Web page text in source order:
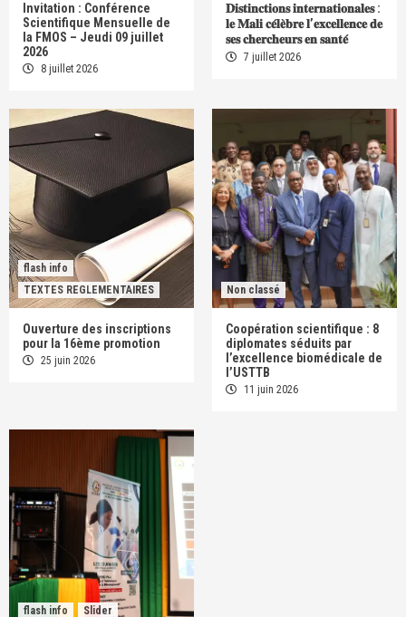
Invitation : Conférence
Scientifique Mensuelle de
la FMOS – Jeudi 09 juillet
2026
8 juillet 2026
𝐃𝐢𝐬𝐭𝐢𝐧𝐜𝐭𝐢𝐨𝐧𝐬 𝐢𝐧𝐭𝐞𝐫𝐧𝐚𝐭𝐢𝐨𝐧𝐚𝐥𝐞𝐬 :
𝐥𝐞 𝐌𝐚𝐥𝐢 𝐜𝐞́𝐥𝐞̀𝐛𝐫𝐞 𝐥’𝐞𝐱𝐜𝐞𝐥𝐥𝐞𝐧𝐜𝐞 𝐝𝐞
𝐬𝐞𝐬 𝐜𝐡𝐞𝐫𝐜𝐡𝐞𝐮𝐫𝐬 𝐞𝐧 𝐬𝐚𝐧𝐭𝐞́
7 juillet 2026
flash info
TEXTES REGLEMENTAIRES
Ouverture des inscriptions
pour la 16ème promotion
25 juin 2026
Non classé
Coopération scientifique : 8
diplomates séduits par
l’excellence biomédicale de
l’USTTB
11 juin 2026
flash info Slider